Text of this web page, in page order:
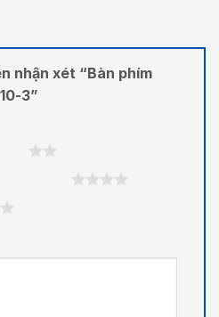
nhận xét “Bàn phím
3”